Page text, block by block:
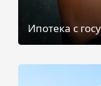
Ипотека с